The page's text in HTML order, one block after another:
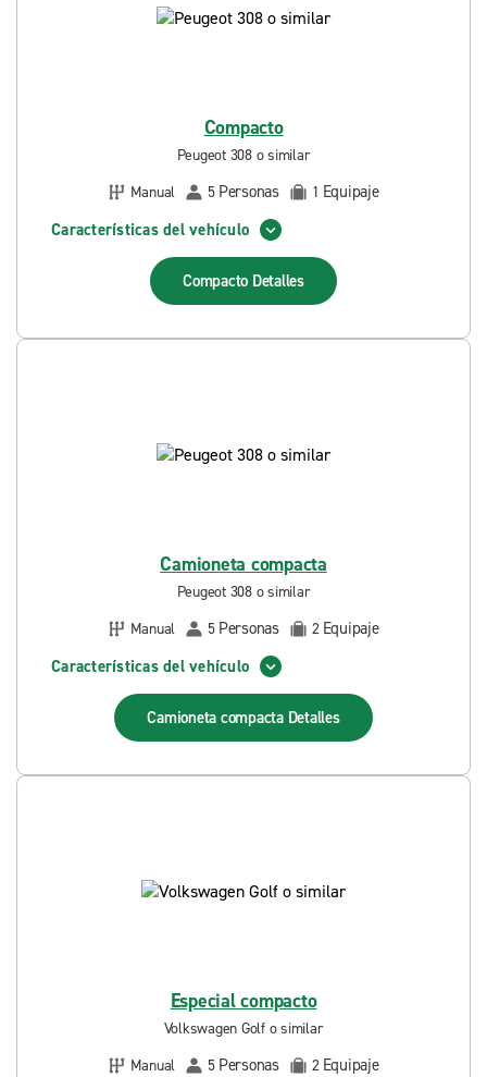
Compacto
Peugeot 308 o similar
Manual
5 Personas 1 Equipaje
Características del vehículo
Compacto Detalles
Camioneta compacta
Peugeot 308 o similar
Manual
5 Personas 2 Equipaje
Características del vehículo
Camioneta compacta Detalles
Especial compacto
Volkswagen Golf o similar
Manual
5 Personas 2 Equipaje